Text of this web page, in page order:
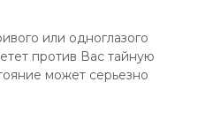
или одноглазого
против Вас тайную
может серьезно